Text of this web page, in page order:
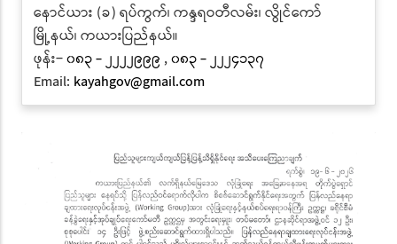
နောင်ယား (ခ) ရပ်ကွက်၊ ကန္ဒရဝတီလမ်း၊ လွိုင်ကော်
မြို့နယ်၊ ကယားပြည်နယ်။
ဖုန်း−၀၈၃ - ၂၂၂၂၉၉၉ ,၀၈၃ - ၂၂၂၄၁၃၇
Email: kayahgov@gmail.com